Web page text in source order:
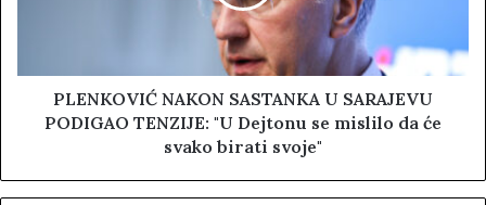
PLENKOVIĆ NAKON SASTANKA U SARAJEVU
PODIGAO TENZIJE: "U Dejtonu se mislilo da će
svako birati svoje"